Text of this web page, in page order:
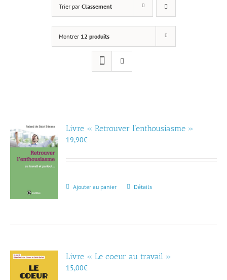
Trier par Classement
Montrer 12 produits
Livre « Retrouver l’enthousiasme »
19,90€
Ajouter au panier Détails
Livre « Le coeur au travail »
15,00€